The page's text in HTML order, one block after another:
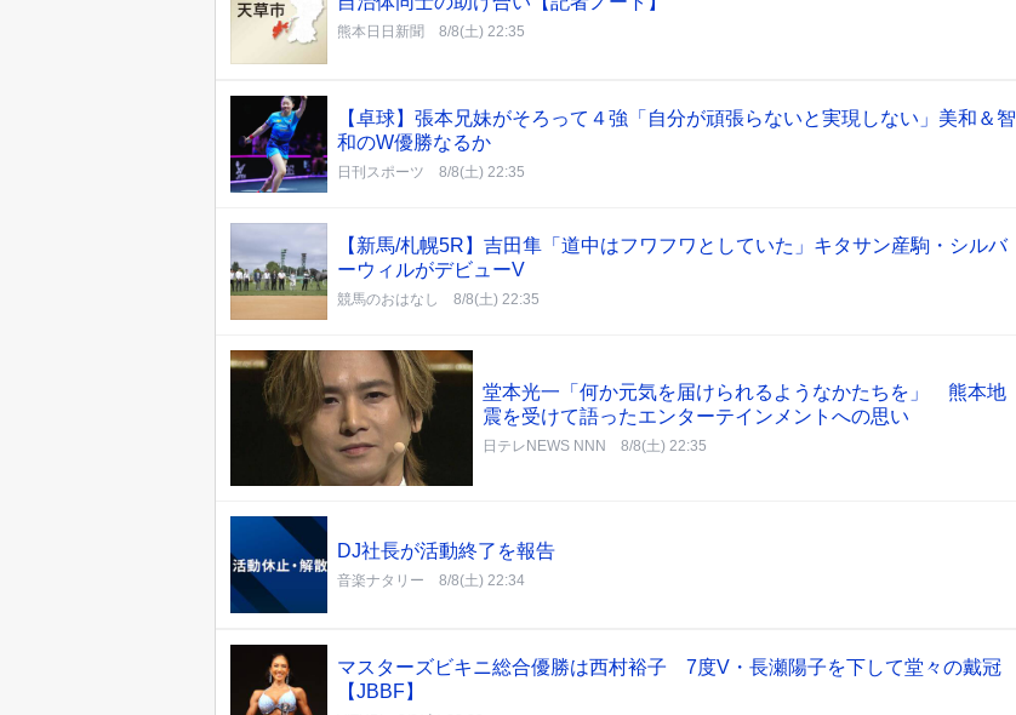
熊本日日新聞 8/8(土) 22:35
【卓球】張本兄妹がそろって４強「自分が頑張らないと実現しない」美和＆智
和のW優勝なるか
日刊スポーツ 8/8(土) 22:35
【新馬/札幌5R】吉田隼「道中はフワフワとしていた」キタサン産駒・シルバ
ーウィルがデビューV
競馬のおはなし 8/8(土) 22:35
堂本光一「何か元気を届けられるようなかたちを」 熊本地
震を受けて語ったエンターテインメントへの思い
日テレNEWS NNN 8/8(土) 22:35
DJ社長が活動終了を報告
音楽ナタリー 8/8(土) 22:34
マスターズビキニ総合優勝は西村裕子 7度V・長瀬陽子を下して堂々の戴冠
【JBBF】